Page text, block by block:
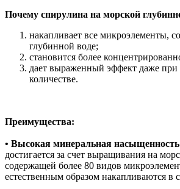
Почему спирулина на морской
накапливает все микроэлементы,
глубинной воде;
становится более
дает выраженный эффект даже
количестве.
Преимущества:
• Высокая минеральная насыщенность
достигается за счет выращивания на
содержащей более 80 видов
естественным образом накапливаются в